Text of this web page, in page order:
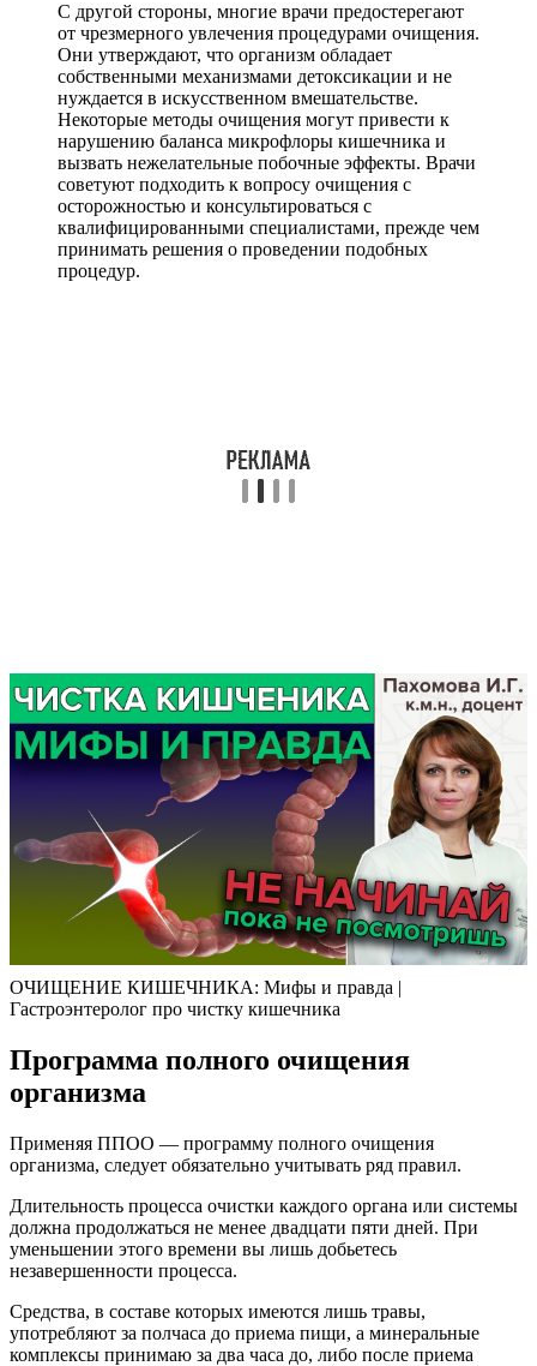
С другой стороны, многие врачи предостерегают
от чрезмерного увлечения процедурами очищения.
Они утверждают, что организм обладает
собственными механизмами детоксикации и не
нуждается в искусственном вмешательстве.
Некоторые методы очищения могут привести к
нарушению баланса микрофлоры кишечника и
вызвать нежелательные побочные эффекты. Врачи
советуют подходить к вопросу очищения с
осторожностью и консультироваться с
квалифицированными специалистами, прежде чем
принимать решения о проведении подобных
процедур.
ОЧИЩЕНИЕ КИШЕЧНИКА: Мифы и правда |
Гастроэнтеролог про чистку кишечника
Программа полного очищения
организма
Применяя ППОО — программу полного очищения
организма, следует обязательно учитывать ряд правил.
Длительность процесса очистки каждого органа или системы
должна продолжаться не менее двадцати пяти дней. При
уменьшении этого времени вы лишь добьетесь
незавершенности процесса.
Средства, в составе которых имеются лишь травы,
употребляют за полчаса до приема пищи, а минеральные
комплексы принимаю за два часа до, либо после приема